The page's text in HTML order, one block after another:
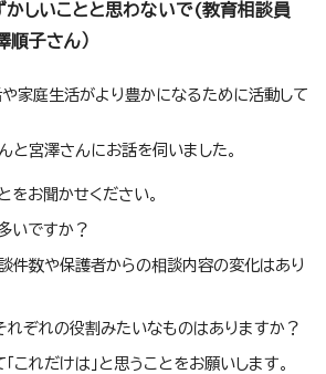
かしいことと思わないで(教育相談員
子さん）
家庭生活がより豊かになるために活動して
と宮澤さんにお話を伺いました。
をお聞かせください。
いですか？
件数や保護者からの相談内容の変化はあり
れぞれの役割みたいなものはありますか？
これだけは」と思うことをお願いします。